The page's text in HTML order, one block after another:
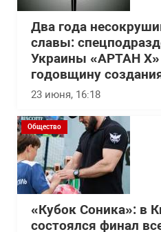
Два года
славы:
Украины «АРТАН Х»
годовщину
23 июня, 16:18
Общество
«Кубок Соника»: в
состоялся финал